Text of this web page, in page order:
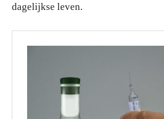
dagelijkse leven.